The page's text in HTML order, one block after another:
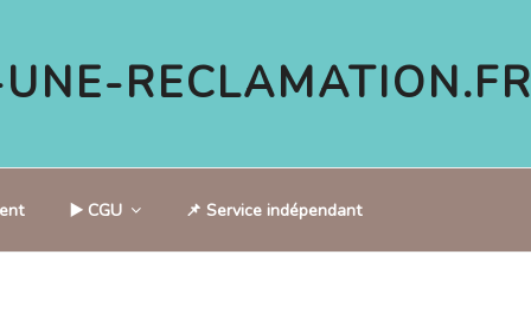
RECLAMATION.FR
▶️ CGU 📌 Service indépendant